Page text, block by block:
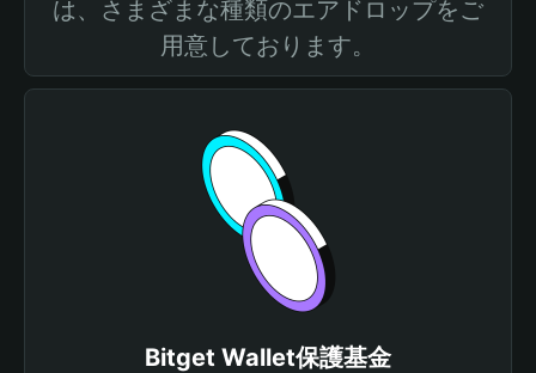
は、さまざまな種類のエアドロップをご
用意しております。
Bitget Wallet保護基金